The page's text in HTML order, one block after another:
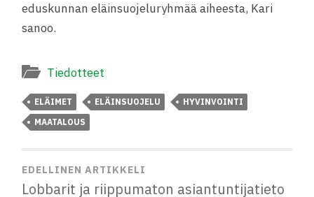
eduskunnan eläinsuojeluryhmää aiheesta, Kari
sanoo.
Tiedotteet
ELÄIMET ELÄINSUOJELU
HYVINVOINTI
MAATALOUS
EDELLINEN ARTIKKELI
Lobbarit ja riippumaton asiantuntijatieto